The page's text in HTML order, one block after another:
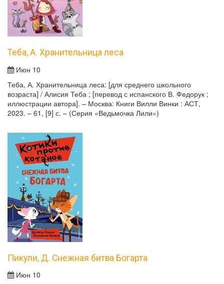
Теба, А. Хранительница леса
Июн 10
Теба, А. Хранительница леса: [для среднего школьного
возраста] / Алисия Теба ; [перевод с испанского В. Федорук ;
иллюстрации автора]. – Москва: Книги Вилли Винки : АСТ,
2023. – 61, [9] с. – (Серия «Ведьмочка Лили»)
Пикули, Д. Снежная битва Богарта
Июн 10